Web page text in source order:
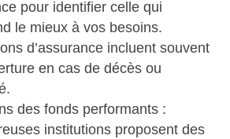
pour identifier celle qui
le mieux à vos besoins.
d’assurance incluent souvent
en cas de décès ou
des fonds performants :
institutions proposent des